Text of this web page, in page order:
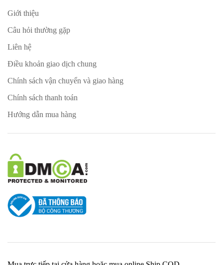
Giới thiệu
Câu hỏi thường gặp
Liên hệ
Điều khoản giao dịch chung
Chính sách vận chuyển và giao hàng
Chính sách thanh toán
Hướng dẫn mua hàng